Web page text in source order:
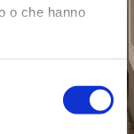
o che hanno